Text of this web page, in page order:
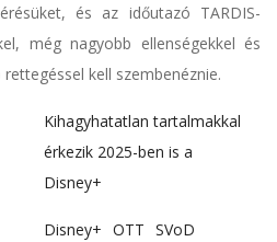
és az időutazó TARDIS-
még nagyobb ellenségekkel és
kell szembenéznie.
Kihagyhatatlan tartalmakkal
érkezik 2025-ben is a
Disney+
Disney+ OTT SVoD